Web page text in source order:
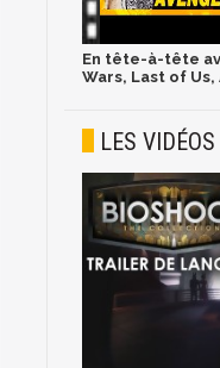
En tête-à-tête
Wars, Last of
LES VIDÉOS